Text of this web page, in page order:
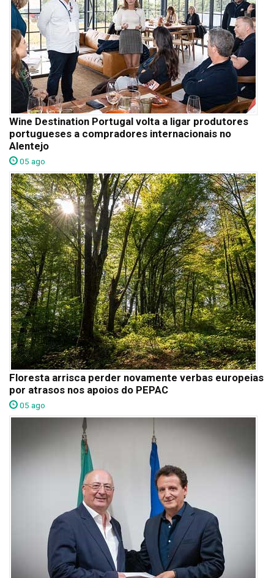
Wine Destination Portugal volta a ligar produtores
portugueses a compradores internacionais no
Alentejo
05 ago
Floresta arrisca perder novamente verbas europeias
por atrasos nos apoios do PEPAC
05 ago